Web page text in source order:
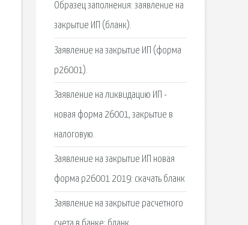
Образец заполнения: заявление на
закрытие ИП (бланк).
Заявление на закрытие ИП (форма
р26001).
Заявление на ликвидацию ИП -
новая форма 26001, закрытие в
налоговую.
Заявление на закрытие ИП новая
форма р26001 2019: скачать бланк
Заявление на закрытие расчетного